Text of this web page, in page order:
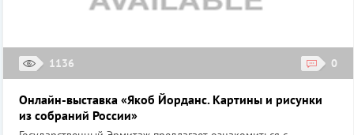
1136 0
Онлайн-выставка «Якоб Йорданс. Картины и рисунки
из собраний России»